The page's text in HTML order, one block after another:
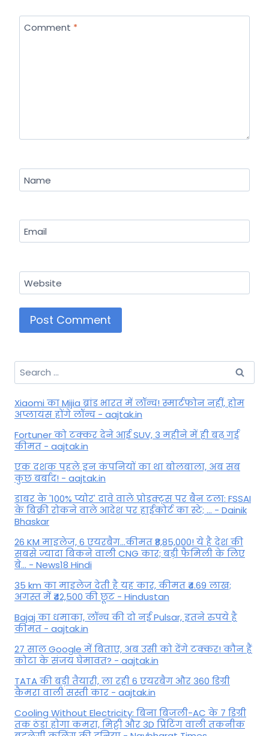
Comment *
Name
Email
Website
Search
for:
Xiaomi का Mijia ब्रांड भारत में लॉन्च! स्मार्टफोन नहीं, होम
अप्लायंस होंगे लॉन्च - aajtak.in
Fortuner को टक्कर देने आई SUV, 3 महीने में ही बढ़ गई
कीमत - aajtak.in
एक दशक पहले इन कंपनियों का था बोलबाला, अब सब
कुछ बर्बाद! - aajtak.in
डाबर के '100% प्योर' दावे वाले प्रोडक्ट्स पर बैन टला: FSSAI
के बिक्री रोकने वाले आदेश पर हाईकोर्ट का स्टे; ... - Dainik
Bhaskar
26 KM माइलेज, 6 एयरबैग...कीमत ₹8,85,000! ये है देश की
सबसे ज्यादा बिकने वाली CNG कार; बड़ी फैमिली के लिए
बे... - News18 Hindi
35 km का माइलेज देती है यह कार, कीमत ₹4.69 लाख;
अगस्त में ₹42,500 की छूट - Hindustan
Bajaj का धमाका, लॉन्च की दो नई Pulsar, इतने रुपये है
कीमत - aajtak.in
27 साल Google में बिताए, अब उसी को देंगे टक्कर! कौन हैं
कोटा के संजय घेमावत? - aajtak.in
TATA की बड़ी तैयारी, ला रही 6 एयरबैग और 360 डिग्री
कैमरा वाली सस्ती कार - aajtak.in
Cooling Without Electricity: बिना बिजली-AC के 7 डिग्री
तक ठंडा होगा कमरा, मिट्टी और 3D प्रिंटिंग वाली तकनीक